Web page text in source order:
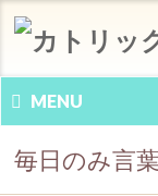
MENU
毎日のみ言葉